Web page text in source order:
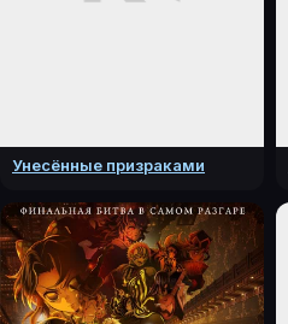
Унесённые призраками